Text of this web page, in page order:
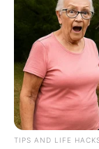
Kue lapis ini juga
lho. Tapi untuk di
khas untuk
Dinamakan kue
TIPS AND LIFE